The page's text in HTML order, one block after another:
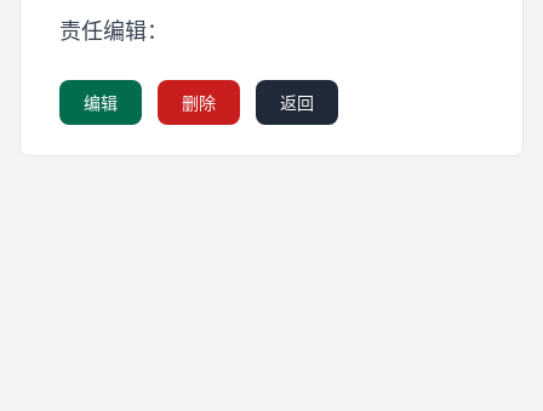
责任编辑：
编辑 删除 返回